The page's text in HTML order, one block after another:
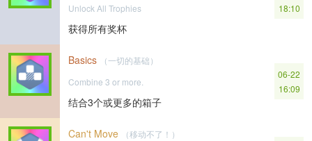
Unlock All Trophies
获得所有奖杯
18:10
Basics
（一切的基础）
Combine 3 or more.
结合3个或更多的箱子
06-22
16:09
Can't Move
（移动不了！）